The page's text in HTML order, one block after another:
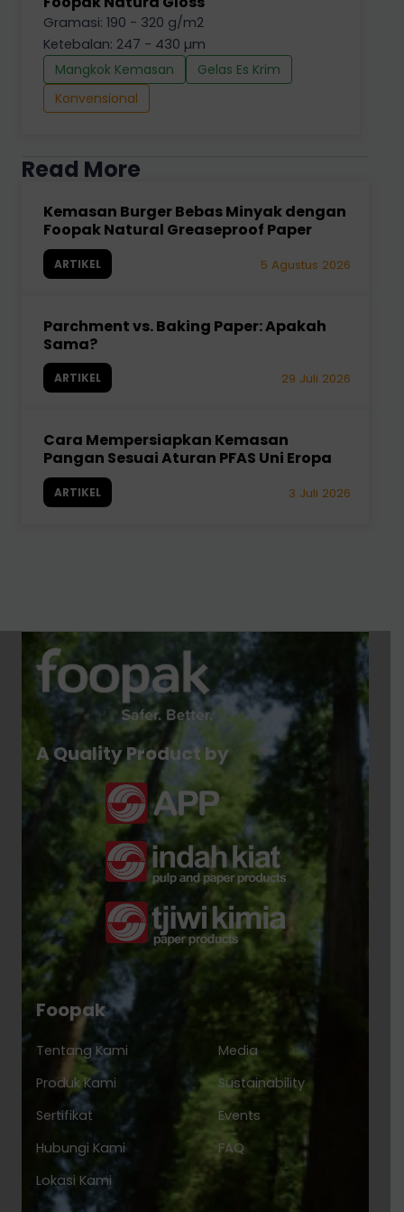
Gramasi: 190 - 320 g/m2
Ketebalan: 247 - 430 µm
Mangkok Kemasan
Gelas Es Krim
Konvensional
Read More
Kemasan Burger Bebas Minyak dengan
Foopak Natural Greaseproof Paper
ARTIKEL 5 Agustus 2026
Parchment vs. Baking Paper: Apakah
Sama?
ARTIKEL 29 Juli 2026
Cara Mempersiapkan Kemasan
Pangan Sesuai Aturan PFAS Uni Eropa
ARTIKEL 3 Juli 2026
A Quality Product by
Foopak
Tentang Kami
Produk Kami
Sertifikat
Hubungi Kami
Lokasi Kami
Media
Sustainability
Events
FAQ